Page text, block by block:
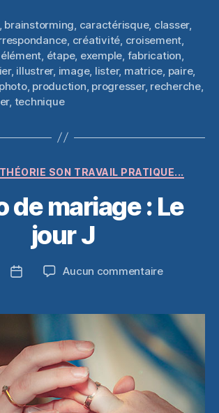
brainstorming caractérisque, classer,
créativité croisement
élément étape, exemple fabrication
, illustrer, image, lister, matrice paire,
photo, production progresser, recherche,
, technique
Catégories
SON TRAVAIL PRATIQUE...
de mariage : Le
jour J
Date
Aucun commentairesur
mariage
:
Le
jour
J